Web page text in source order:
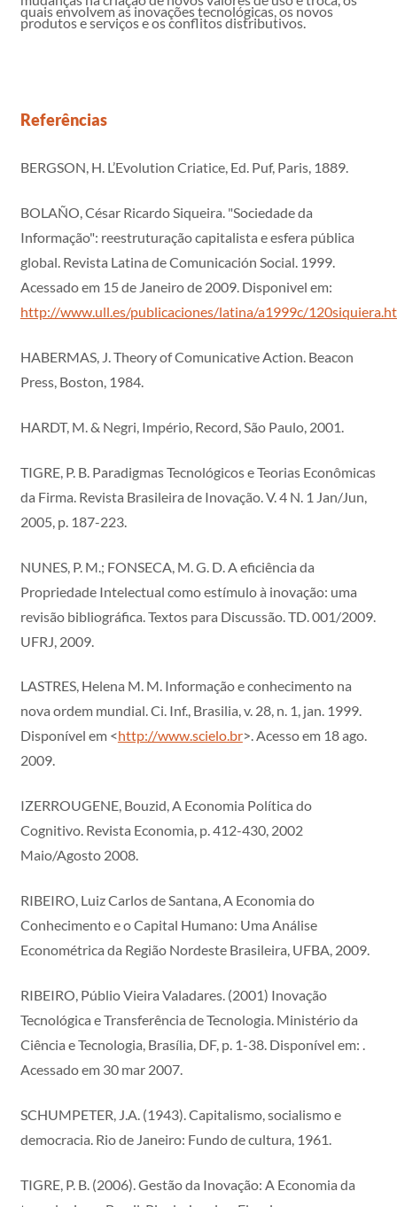
quais envolvem as inovações tecnológicas, os novos
produtos e serviços e os conflitos distributivos.
Referências
BERGSON, H. L’Evolution Criatice, Ed. Puf, Paris, 1889.
BOLAÑO, César Ricardo Siqueira. "Sociedade da
Informação": reestruturação capitalista e esfera pública
global. Revista Latina de Comunicación Social. 1999.
Acessado em 15 de Janeiro de 2009. Disponivel em:
http://www.ull.es/publicaciones/latina/a1999c/
HABERMAS, J. Theory of Comunicative Action. Beacon
Press, Boston, 1984.
HARDT, M. & Negri, Império, Record, São Paulo, 2001.
TIGRE, P. B. Paradigmas Tecnológicos e Teorias Econômicas
da Firma. Revista Brasileira de Inovação. V. 4 N. 1 Jan/Jun,
2005, p. 187-223.
NUNES, P. M.; FONSECA, M. G. D. A eficiência da
Propriedade Intelectual como estímulo à inovação: uma
revisão bibliográfica. Textos para Discussão. TD. 001/2009.
UFRJ, 2009.
LASTRES, Helena M. M. Informação e conhecimento na
nova ordem mundial. Ci. Inf., Brasilia, v. 28, n. 1, jan. 1999.
Disponível em <http://www.scielo.br>. Acesso em 18 ago.
2009.
IZERROUGENE, Bouzid, A Economia Política do
Cognitivo. Revista Economia, p. 412-430, 2002
Maio/Agosto 2008.
RIBEIRO, Luiz Carlos de Santana, A Economia do
Conhecimento e o Capital Humano: Uma Análise
Econométrica da Região Nordeste Brasileira, UFBA, 2009.
RIBEIRO, Públio Vieira Valadares. (2001) Inovação
Tecnológica e Transferência de Tecnologia. Ministério da
Ciência e Tecnologia, Brasília, DF, p. 1-38. Disponível em: .
Acessado em 30 mar 2007.
SCHUMPETER, J.A. (1943). Capitalismo, socialismo e
democracia. Rio de Janeiro: Fundo de cultura, 1961.
TIGRE, P. B. (2006). Gestão da Inovação: A Economia da